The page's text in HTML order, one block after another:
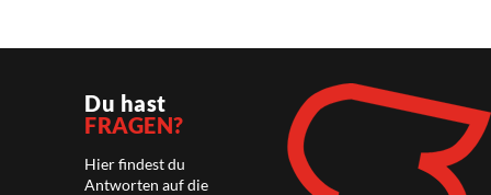
Du hast
FRAGEN?
Hier findest du
Antworten auf die